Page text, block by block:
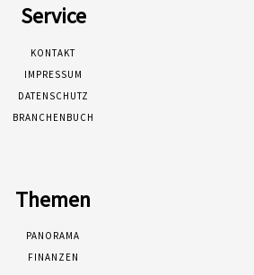
Service
KONTAKT
IMPRESSUM
DATENSCHUTZ
BRANCHENBUCH
Themen
PANORAMA
FINANZEN